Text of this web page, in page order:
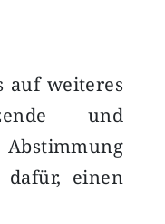
auf weiteres
und
einen